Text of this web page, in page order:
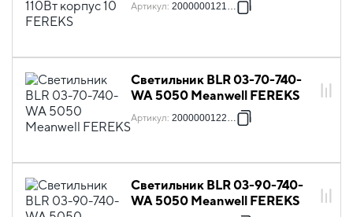
Артикул: 2000000121772
Светильник BLR 03-70-740-
WA 5050 Meanwell FEREKS
Артикул: 2000000122748
Светильник BLR 03-90-740-
WA 5050 Meanwell FEREKS